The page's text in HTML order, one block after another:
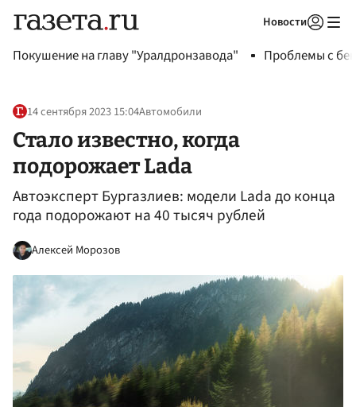
Новости
Покушение на главу "Уралдронзавода" Проблемы с
14 сентября 2023 15:04Автомобили
Стало известно, когда
подорожает Lada
Автоэксперт Бургазлиев: модели Lada до конца
года подорожают на 40 тысяч рублей
Алексей Морозов